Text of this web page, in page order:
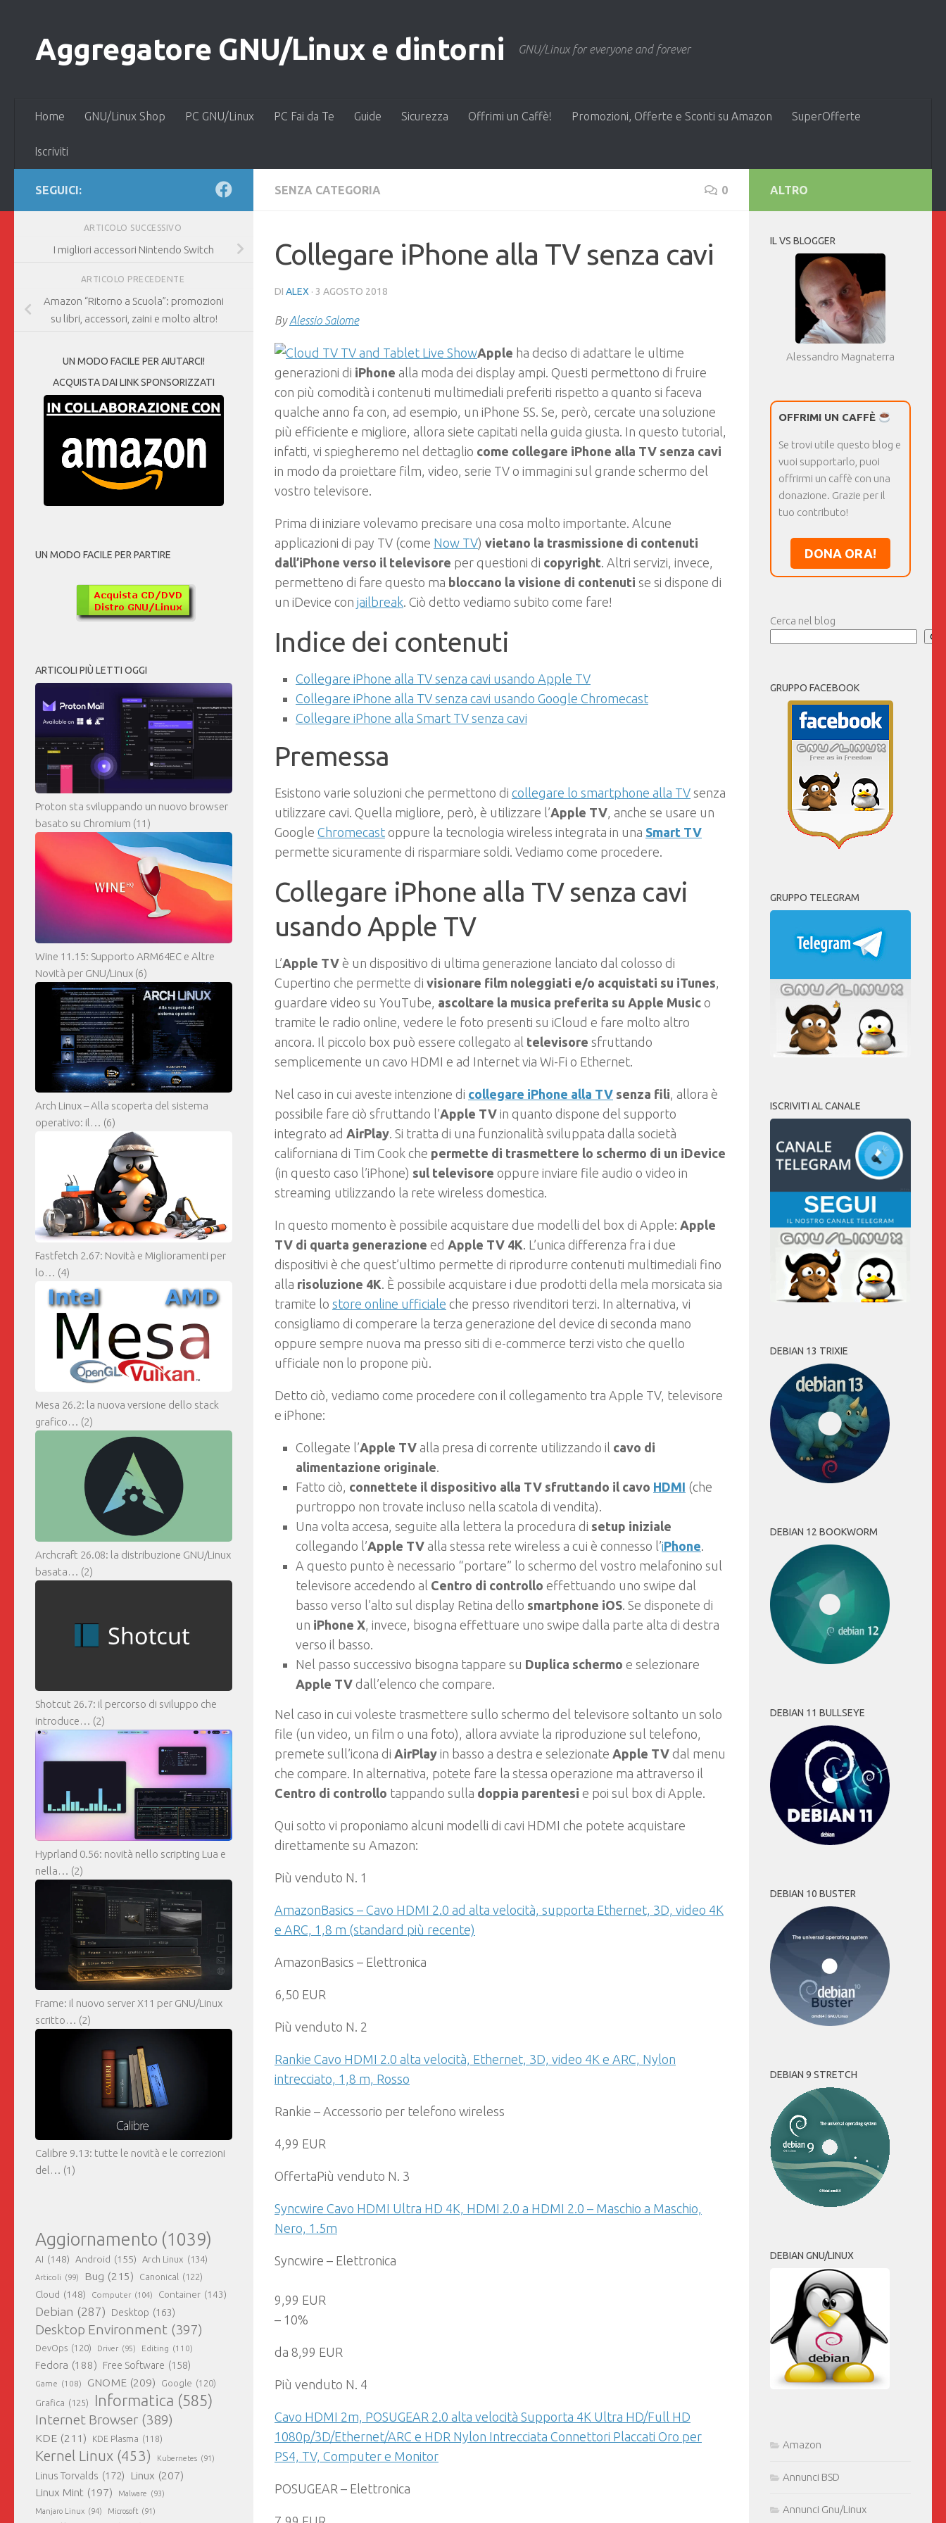
Aggregatore GNU/Linux e dintorni GNU/Linux for everyone and forever
Home GNU/Linux Shop PC GNU/Linux PC Fai da Te Guide Sicurezza Offrimi un Caffè! Promozioni, Offerte e Sconti su Amazon SuperOfferte
Iscriviti
SENZA CATEGORIA 0
Collegare iPhone alla TV senza cavi
DI ALEX · 3 AGOSTO 2018
ByAlessio Salome
Apple ha deciso di adattare le ultime
generazioni di iPhone alla moda dei display ampi. Questi permettono di fruire
con più comodità i contenuti multimediali preferiti rispetto a quanto si faceva
qualche anno fa con, ad esempio, un iPhone 5S. Se, però, cercate una soluzione
più efficiente e migliore, allora siete capitati nella guida giusta. In questo tutorial,
infatti, vi spiegheremo nel dettaglio come collegare iPhone alla TV senza cavi
in modo da proiettare film, video, serie TV o immagini sul grande schermo del
vostro televisore.
Prima di iniziare volevamo precisare una cosa molto importante. Alcune
applicazioni di pay TV (come Now TV) vietano la trasmissione di contenuti
dall’iPhone verso il televisore per questioni di copyright. Altri servizi, invece,
permetteno di fare questo ma bloccano la visione di contenuti se si dispone di
un iDevice con jailbreak. Ciò detto vediamo subito come fare!
Indice dei contenuti
Collegare iPhone alla TV senza cavi usando Apple TV
Collegare iPhone alla TV senza cavi usando Google Chromecast
Collegare iPhone alla Smart TV senza cavi
Premessa
Esistono varie soluzioni che permettono di collegare lo smartphone alla TV senza
utilizzare cavi. Quella migliore, però, è utilizzare l’Apple TV, anche se usare un
Google Chromecast oppure la tecnologia wireless integrata in una Smart TV
permette sicuramente di risparmiare soldi. Vediamo come procedere.
Collegare iPhone alla TV senza cavi
usando Apple TV
L’Apple TV è un dispositivo di ultima generazione lanciato dal colosso di
Cupertino che permette di visionare film noleggiati e/o acquistati su iTunes,
guardare video su YouTube, ascoltare la musica preferita su Apple Music o
tramite le radio online, vedere le foto presenti su iCloud e fare molto altro
ancora. Il piccolo box può essere collegato al televisore sfruttando
semplicemente un cavo HDMI e ad Internet via Wi-Fi o Ethernet.
Nel caso in cui aveste intenzione di collegare iPhone alla TV senza fili, allora è
possibile fare ciò sfruttando l’Apple TV in quanto dispone del supporto
integrato ad AirPlay. Si tratta di una funzionalità sviluppata dalla società
californiana di Tim Cook che permette di trasmettere lo schermo di un iDevice
(in questo caso l’iPhone) sul televisore oppure inviare file audio o video in
streaming utilizzando la rete wireless domestica.
In questo momento è possibile acquistare due modelli del box di Apple: Apple
TV di quarta generazione ed Apple TV 4K. L’unica differenza fra i due
dispositivi è che quest’ultimo permette di riprodurre contenuti multimediali fino
alla risoluzione 4K. È possibile acquistare i due prodotti della mela morsicata sia
tramite lo store online ufficiale che presso rivenditori terzi. In alternativa, vi
consigliamo di comperare la terza generazione del device di seconda mano
oppure sempre nuova ma presso siti di e-commerce terzi visto che quello
ufficiale non lo propone più.
Detto ciò, vediamo come procedere con il collegamento tra Apple TV, televisore
e iPhone:
Collegate l’Apple TV alla presa di corrente utilizzando il cavo di
alimentazione originale.
Fatto ciò, connettete il dispositivo alla TV sfruttando il cavo HDMI (che
purtroppo non trovate incluso nella scatola di vendita).
Una volta accesa, seguite alla lettera la procedura di setup iniziale
collegando l’Apple TV alla stessa rete wireless a cui è connesso l’iPhone.
A questo punto è necessario “portare” lo schermo del vostro melafonino sul
televisore accedendo al Centro di controllo effettuando uno swipe dal
basso verso l’alto sul display Retina dello smartphone iOS. Se disponete di
un iPhone X, invece, bisogna effettuare uno swipe dalla parte alta di destra
verso il basso.
Nel passo successivo bisogna tappare su Duplica schermo e selezionare
Apple TV dall’elenco che compare.
Nel caso in cui voleste trasmettere sullo schermo del televisore soltanto un solo
file (un video, un film o una foto), allora avviate la riproduzione sul telefono,
premete sull’icona di AirPlay in basso a destra e selezionate Apple TV dal menu
che compare. In alternativa, potete fare la stessa operazione ma attraverso il
Centro di controllo tappando sulla doppia parentesi e poi sul box di Apple.
Qui sotto vi proponiamo alcuni modelli di cavi HDMI che potete acquistare
direttamente su Amazon:
Più venduto N. 1
AmazonBasics – Cavo HDMI 2.0 ad alta velocità, supporta Ethernet, 3D, video 4K
e ARC, 1,8 m (standard più recente)
AmazonBasics – Elettronica
6,50 EUR
Più venduto N. 2
Rankie Cavo HDMI 2.0 alta velocità, Ethernet, 3D, video 4K e ARC, Nylon
intrecciato, 1,8 m, Rosso
Rankie – Accessorio per telefono wireless
4,99 EUR
OffertaPiù venduto N. 3
Syncwire Cavo HDMI Ultra HD 4K, HDMI 2.0 a HDMI 2.0 – Maschio a Maschio,
Nero, 1.5m
Syncwire – Elettronica
9,99 EUR
– 10%
da 8,99 EUR
Più venduto N. 4
Cavo HDMI 2m, POSUGEAR 2.0 alta velocità Supporta 4K Ultra HD/Full HD
1080p/3D/Ethernet/ARC e HDR Nylon Intrecciata Connettori Placcati Oro per
PS4, TV, Computer e Monitor
POSUGEAR – Elettronica
SEGUICI:
ARTICOLO SUCCESSIVO
I migliori accessori Nintendo Switch
ARTICOLO PRECEDENTE
Amazon “Ritorno a Scuola”: promozioni
su libri, accessori, zaini e molto altro!
UN MODO FACILE PER AIUTARCI!
ACQUISTA DAI LINK SPONSORIZZATI
UN MODO FACILE PER PARTIRE
ARTICOLI PIÙ LETTI OGGI
Proton sta sviluppando un nuovo browser
basato su Chromium (11)
Wine 11.15: Supporto ARM64EC e Altre
Novità per GNU/Linux (6)
Arch Linux – Alla scoperta del sistema
operativo: il… (6)
Fastfetch 2.67: Novità e Miglioramenti per
lo… (4)
Mesa 26.2: la nuova versione dello stack
grafico… (2)
Archcraft 26.08: la distribuzione GNU/Linux
basata… (2)
Shotcut 26.7: il percorso di sviluppo che
introduce… (2)
Hyprland 0.56: novità nello scripting Lua e
nella… (2)
Frame: il nuovo server X11 per GNU/Linux
scritto… (2)
Calibre 9.13: tutte le novità e le correzioni
del… (1)
Aggiornamento (1039)
AI (148) Android (155) Arch Linux (134)
Articoli (99) Bug (215) Canonical (122)
Cloud (148) Computer (104) Container (143)
Debian (287) Desktop (163)
Desktop Environment (397)
DevOps (120) Driver (95) Editing (110)
Fedora (188) Free Software (158)
Game (108) GNOME (209) Google (120)
Grafica (125) Informatica (585)
Internet Browser (389)
KDE (211) KDE Plasma (118)
Kernel Linux (453) Kubernetes (91)
Linus Torvalds (172) Linux (207)
Linux Mint (197) Malware (93)
Manjaro Linux (94) Microsoft (91)
ALTRO
IL VS BLOGGER
Alessandro Magnaterra
OFFRIMI UN CAFFÈ
Se trovi utile questo blog e
vuoi supportarlo, puoi
offrirmi un caffè con una
donazione. Grazie per il
tuo contributo!
DONA ORA!
Cerca nel blog
GRUPPO FACEBOOK
GRUPPO TELEGRAM
ISCRIVITI AL CANALE
DEBIAN 13 TRIXIE
DEBIAN 12 BOOKWORM
DEBIAN 11 BULLSEYE
DEBIAN 10 BUSTER
DEBIAN 9 STRETCH
DEBIAN GNU/LINUX
Amazon
Annunci BSD
Annunci Gnu/Linux